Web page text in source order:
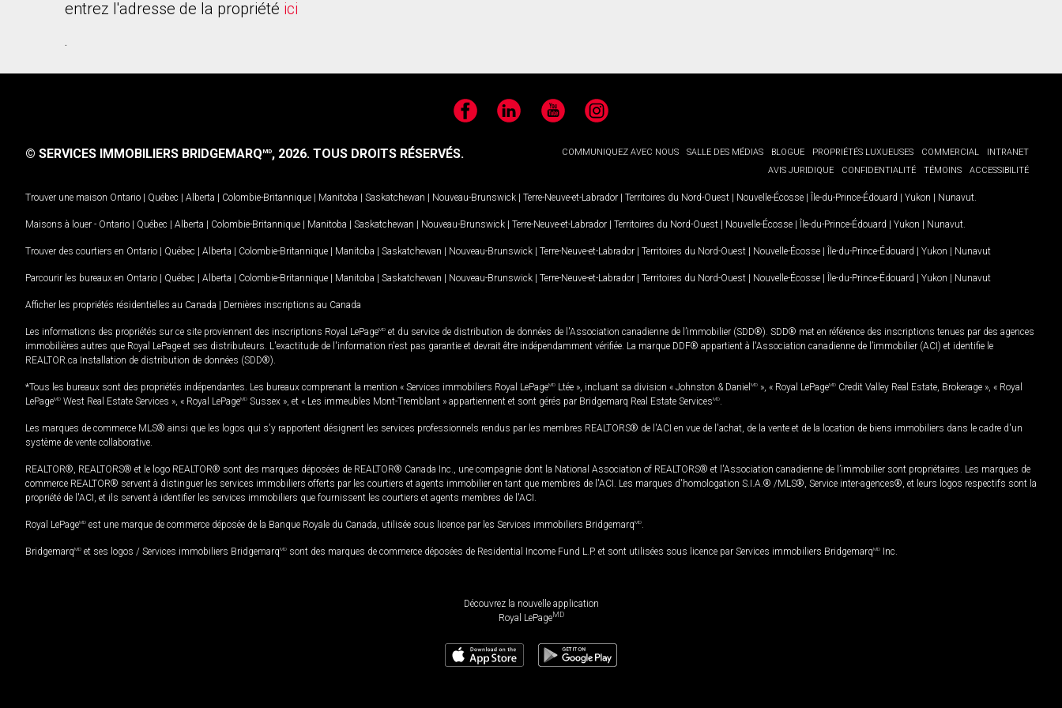
entrez l'adresse de la propriété ici
.
FacebookLinkedIn YouTubeInstagram
COMMUNIQUEZ AVEC NOUS SALLE DES MÉDIAS BLOGUE PROPRIÉTÉS LUXUEUSES COMMERCIAL
INTRANET
AVIS JURIDIQUE
CONFIDENTIALITÉ TÉMOINS ACCESSIBILITÉ
© SERVICES IMMOBILIERS BRIDGEMARQMD, 2026. TOUS DROITS RÉSERVÉS.
Trouver une maison Ontario | Québec | Alberta | Colombie-Britannique | Manitoba | Saskatchewan | Nouveau-Brunswick | Terre-Neuve-et-Labrador | Territoires du Nord-Ouest | Nouvelle-Écosse | Île-du-Prince-Édouard | Yukon | Nunavut
Maisons à louer - Ontario | Québec | Alberta | Colombie-Britannique | Manitoba | Saskatchewan | Nouveau-Brunswick | Terre-Neuve-et-Labrador | Territoires du Nord-Ouest | Nouvelle-Écosse | Île-du-Prince-Édouard | Yukon | Nunavut
Trouver des courtiers en Ontario | Québec | Alberta | Colombie-Britannique | Manitoba | Saskatchewan | Nouveau-Brunswick | Terre-Neuve-et-Labrador | Territoires du Nord-Ouest | Nouvelle-Écosse | Île-du-Prince-Édouard | Yukon | Nunavut
Parcourir les bureaux en Ontario | Québec | Alberta | Colombie-Britannique | Manitoba | Saskatchewan | Nouveau-Brunswick | Terre-Neuve-et-Labrador | Territoires du Nord-Ouest | Nouvelle-Écosse | Île-du-Prince-Édouard | Yukon | Nunavut
Afficher les propriétés résidentielles au Canada | Dernières inscriptions au Canada
Les informations des propriétés sur ce site proviennent des inscriptions Royal LePageMD et du service de distribution de données de l'Association canadienne de l’immobilier (SDD®). SDD® met en référence des inscriptions tenues par des agences
immobilières autres que Royal LePage et ses distributeurs. L'exactitude de l'information n'est pas garantie et devrait être indépendamment vérifiée. La marque DDF® appartient à l'Association canadienne de l’immobilier (ACI) et identifie le
REALTOR.ca Installation de distribution de données (SDD®).
*Tous les bureaux sont des propriétés indépendantes. Les bureaux comprenant la mention « Services immobiliers Royal LePageMD Ltée », incluant sa division « Johnston & Daniel MD », « Royal LePageMD Credit Valley Real Estate, Brokerage », « Royal
LePageMD West Real Estate Services », « Royal LePageMD Sussex », et « Les immeubles Mont-Tremblant » appartiennent et sont gérés par Bridgemarq Real Estate ServicesMD
Les marques de commerce MLS® ainsi que les logos qui s'y rapportent désignent les services professionnels rendus par les membres REALTORS® de l'ACI en vue de l'achat, de la vente et de la location de biens immobiliers dans le cadre d'un
système de vente collaborative.
REALTOR®, REALTORS® et le logo REALTOR® sont des marques déposées de REALTOR® Canada Inc., une compagnie dont la National Association of REALTORS® et l'Association canadienne de l’immobilier sont propriétaires. Les marques de
commerce REALTOR® servent à distinguer les services immobiliers offerts par les courtiers et agents immobilier en tant que membres de l'ACI. Les marques d'homologation S.I.A.® /MLS®, Service inter-agences®, et leurs logos respectifs sont la
propriété de l'ACI, et ils servent à identifier les services immobiliers que fournissent les courtiers et agents membres de l'ACI.
Royal LePageMD est une marque de commerce déposée de la Banque Royale du Canada, utilisée sous licence par les Services immobiliers BridgemarqMD
BridgemarqMD et ses logos / Services immobiliers BridgemarqMD sont des marques de commerce déposées de Residential Income Fund L.P. et sont utilisées sous licence par Services immobiliers BridgemarqMD Inc.
Découvrez la nouvelle application
Royal LePageMD